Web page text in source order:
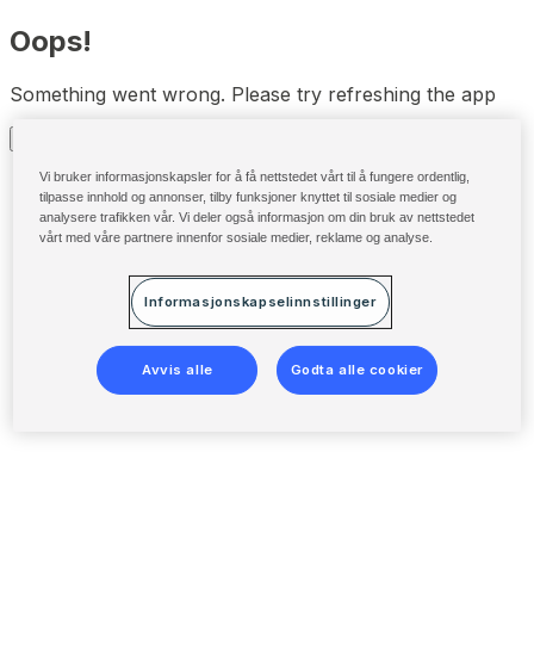
Oops!
Something went wrong. Please try refreshing the app
Vi bruker informasjonskapsler for å få nettstedet vårt til å fungere ordentlig,
tilpasse innhold og annonser, tilby funksjoner knyttet til sosiale medier og
analysere trafikken vår. Vi deler også informasjon om din bruk av nettstedet
vårt med våre partnere innenfor sosiale medier, reklame og analyse.
Informasjonskapselinnstillinger
Avvis alle Godta alle cookier